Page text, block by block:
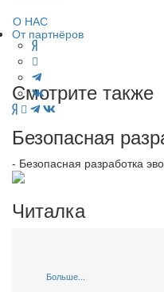
О НАС
От партнёров
Смотрите также
Безопасная
- Безопасная разработка
Читалка
Больше...